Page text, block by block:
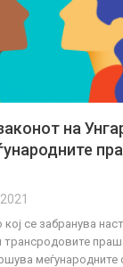
на
се забранува
трансродовите
меѓународните